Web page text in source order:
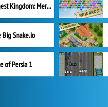
Mergest Kingdom: Merge Puzzle
Snake.io
of Persia 1